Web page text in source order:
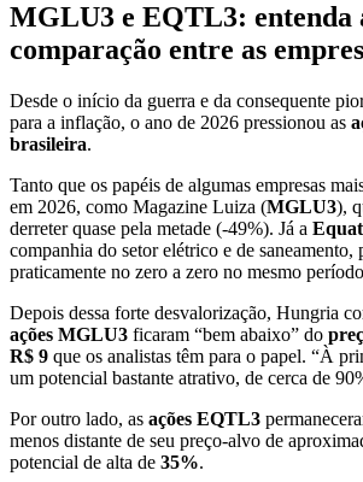
MGLU3 e EQTL3: entenda
comparação entre as
Desde o início da guerra e da consequente
para a inflação, o ano de 2026 pressionou as
brasileira.
Tanto que os papéis de algumas empresas
em 2026, como Magazine Luiza (MGLU3),
derreter quase pela metade (-49%). Já a
companhia do setor elétrico e de saneamento,
praticamente no zero a zero no mesmo
Depois dessa forte desvalorização, Hungria
ações MGLU3 ficaram “bem abaixo” do
R$ 9 que os analistas têm para o papel. “À
um potencial bastante atrativo, de cerca de
Por outro lado, as ações EQTL3
menos distante de seu preço-alvo de
potencial de alta de 35%.